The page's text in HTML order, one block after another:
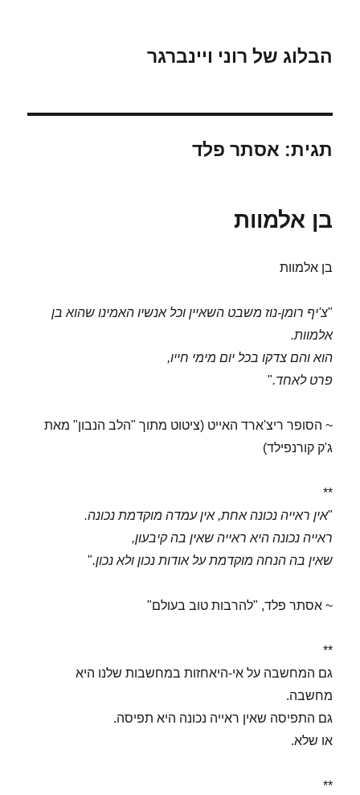
הבלוג של רוני ויינברגר
תגית: אסתר פלד
בן אלמוות
בן אלמוות
"צ'יף רומן-נוז משבט השאיין וכל אנשיו האמינו שהוא בן
אלמוות.
הוא והם צדקו בכל יום מימי חייו,
פרט לאחד."
~ הסופר ריצ'ארד האייט (ציטוט מתוך "הלב הנבון" מאת
ג'ק קורנפילד)
**
"אין ראייה נכונה אחת, אין עמדה מוקדמת נכונה.
ראייה נכונה היא ראייה שאין בה קיבעון,
שאין בה הנחה מוקדמת על אודות נכון ולא נכון."
~ אסתר פלד, "להרבות טוב בעולם"
**
גם המחשבה על אי-היאחזות במחשבות שלנו היא
מחשבה.
גם התפיסה שאין ראייה נכונה היא תפיסה.
או שלא.
**